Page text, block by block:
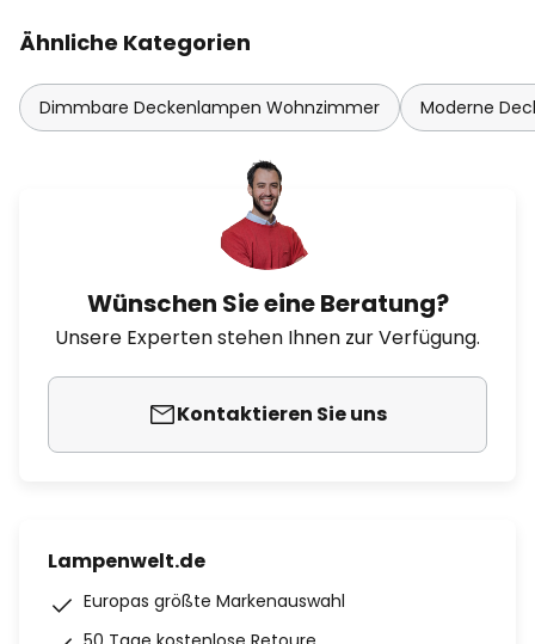
Ähnliche Kategorien
Dimmbare Deckenlampen Wohnzimmer Moderne
Wünschen Sie eine Beratung?
Unsere Experten stehen Ihnen zur Verfügung.
Kontaktieren Sie uns
Lampenwelt.de
Europas größte Markenauswahl